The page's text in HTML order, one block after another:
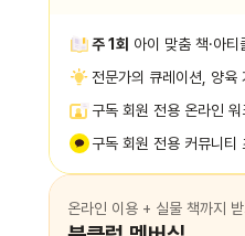
주 1회 아이 맞춤 책·아티
전문가의 큐레이션, 양육
구독 회원 전용 온라인 워
구독 회원 전용 커뮤니티
온라인 이용 + 실물 책까지